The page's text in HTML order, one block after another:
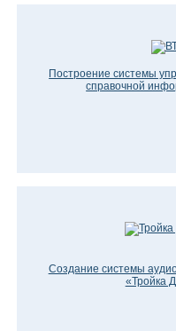
Построение системы
справочной
Создание системы
«Тройка